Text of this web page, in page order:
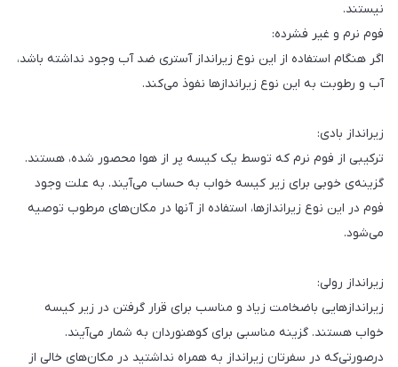
نیستند.
فوم نرم و غیر فشرده:
اگر هنگام استفاده از این نوع زیرانداز آستری ضد آب وجود نداشته باشد،
آب و رطوبت به این نوع زیرانداز‌ها نفوذ می‌کند.
زیرانداز بادی:
ترکیبی از فوم نرم که توسط یک کیسه پر از هوا محصور شده، هستند.
گزینه‌ی خوبی برای زیر کیسه خواب به حساب می‌آیند. به علت وجود
فوم در این نوع زیراندازها، استفاده از آنها در مکان‌های مرطوب توصیه
می‌شود.
زیرانداز رولی:
زیراندازهایی باضخامت زیاد و مناسب برای قرار گرفتن در زیر کیسه
خواب هستند. گزینه مناسبی برای کوهنوردان به شمار می‌آیند.
درصورتی‌که در سفرتان زیرانداز به همراه نداشتید در مکان‌های خالی از